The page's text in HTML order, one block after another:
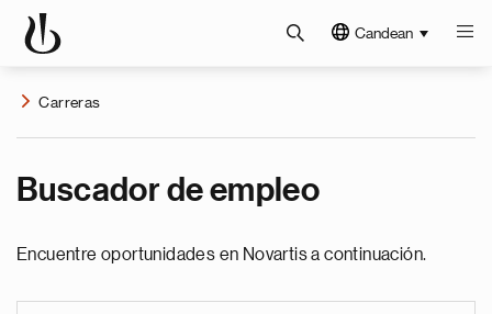
Candean
Carreras
Buscador de empleo
Encuentre oportunidades en Novartis a continuación.